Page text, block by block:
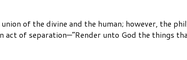
of the divine and the human; however, the
of separation—“Render unto God the things